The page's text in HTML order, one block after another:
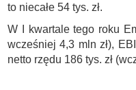
to niecałe 54 tys. zł.
W I kwartale tego roku
wcześniej 4,3 mln zł),
netto rzędu 186 tys. zł